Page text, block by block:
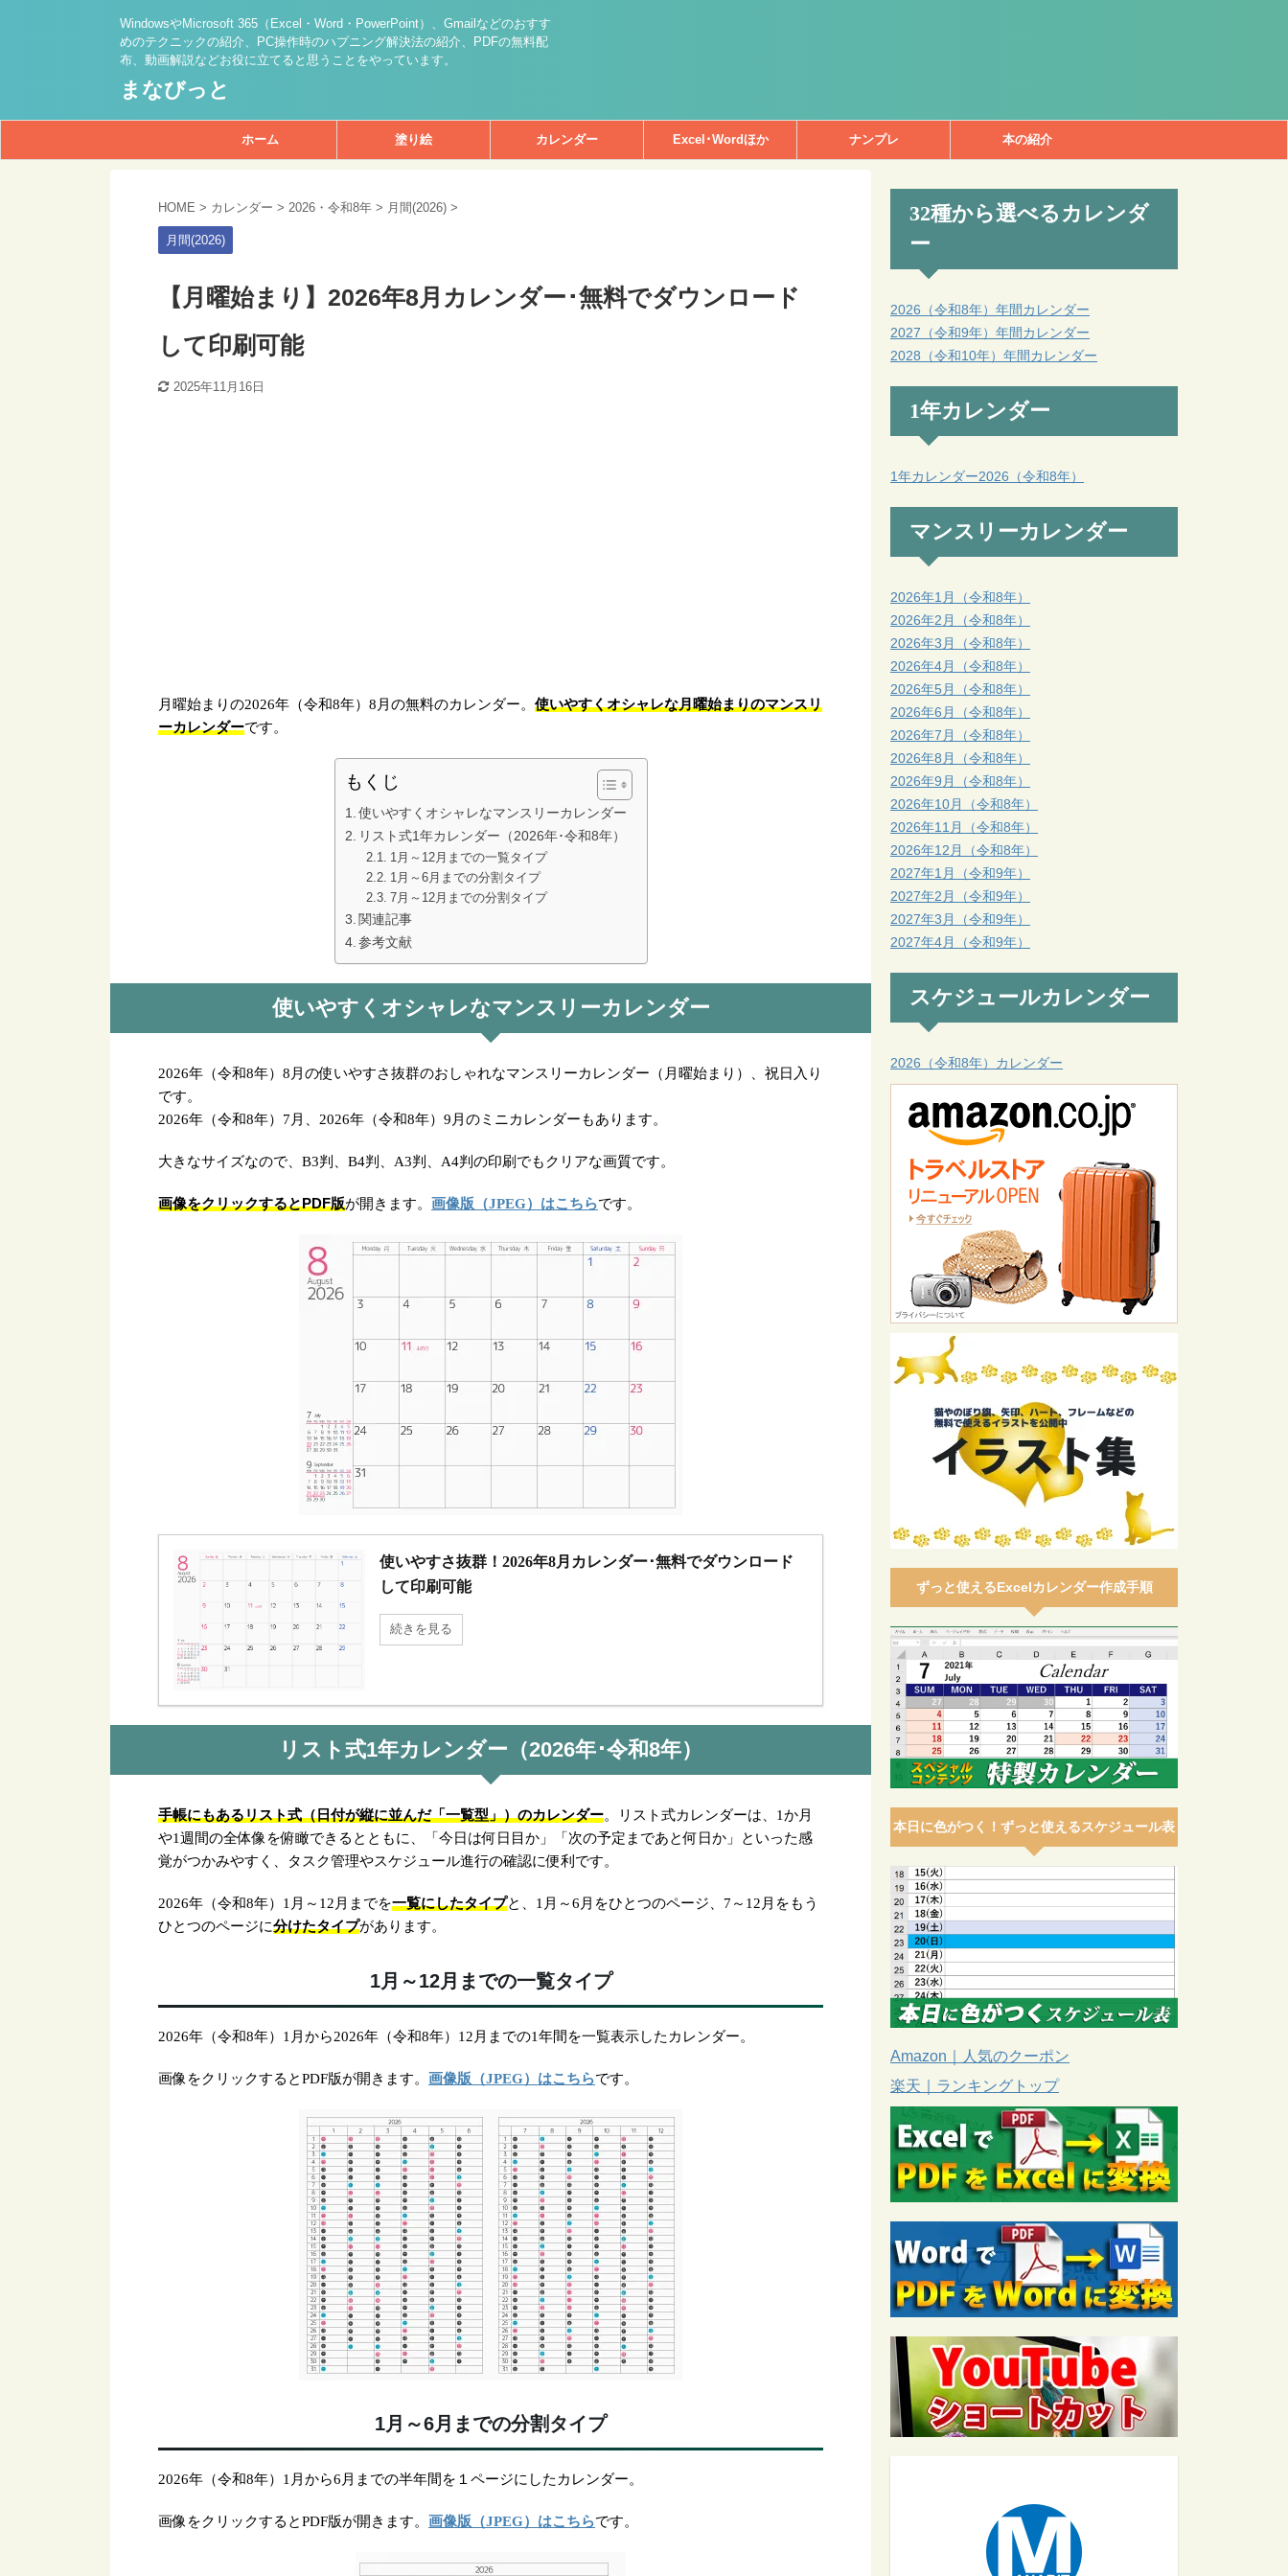
WindowsやMicrosoft 365（Excel・Word・PowerPoint）、Gmailなどのおすす
めのテクニックの紹介、PC操作時のハプニング解決法の紹介、PDFの無料配
布、動画解説などお役に立てると思うことをやっています。
まなびっと
ホーム 塗り絵 カレンダー Excel･Wordほか ナンプレ 本の紹介
HOME > カレンダー > 2026・令和8年 > 月間(2026) >
月間(2026)
【月曜始まり】2026年8月カレンダー･無料でダウンロード
して印刷可能
2025年11月16日
月曜始まりの2026年（令和8年）8月の無料のカレンダー。 使いやすくオシャレな月曜始まりのマンスリ
ーカレンダーです。
もくじ
使いやすくオシャレなマンスリーカレンダー
リスト式1年カレンダー（2026年･令和8年）
1月～12月までの一覧タイプ
1月～6月までの分割タイプ
7月～12月までの分割タイプ
関連記事
参考文献
使いやすくオシャレなマンスリーカレンダー
2026年（令和8年）8月の使いやすさ抜群のおしゃれなマンスリーカレンダー（月曜始まり）、祝日入り
です。
2026年（令和8年）7月、2026年（令和8年）9月のミニカレンダーもあります。
大きなサイズなので、B3判、B4判、A3判、A4判の印刷でもクリアな画質です。
画像をクリックするとPDF版が開きます。 画像版（JPEG）はこちらです。
使いやすさ抜群！2026年8月カレンダー･無料でダウンロード
して印刷可能
続きを見る
リスト式1年カレンダー（2026年･令和8年）
手帳にもあるリスト式（日付が縦に並んだ「一覧型」）のカレンダー。リスト式カレンダーは、1か月
や1週間の全体像を俯瞰できるとともに、「今日は何日目か」「次の予定まであと何日か」といった感
覚がつかみやすく、タスク管理やスケジュール進行の確認に便利です。
2026年（令和8年）1月～12月までを一覧にしたタイプと、1月～6月をひとつのページ、7～12月をもう
ひとつのページに分けたタイプがあります。
1月～12月までの一覧タイプ
2026年（令和8年）1月から2026年（令和8年）12月までの1年間を一覧表示したカレンダー。
画像をクリックするとPDF版が開きます。 画像版（JPEG）はこちらです。
1月～6月までの分割タイプ
2026年（令和8年）1月から6月までの半年間を１ページにしたカレンダー。
画像をクリックするとPDF版が開きます。 画像版（JPEG）はこちらです。
32種から選べるカレンダ
ー
2026（令和8年）年間カレンダー
2027（令和9年）年間カレンダー
2028（令和10年）年間カレンダー
1年カレンダー
1年カレンダー2026（令和8年）
マンスリーカレンダー
2026年1月（令和8年）
2026年2月（令和8年）
2026年3月（令和8年）
2026年4月（令和8年）
2026年5月（令和8年）
2026年6月（令和8年）
2026年7月（令和8年）
2026年8月（令和8年）
2026年9月（令和8年）
2026年10月（令和8年）
2026年11月（令和8年）
2026年12月（令和8年）
2027年1月（令和9年）
2027年2月（令和9年）
2027年3月（令和9年）
2027年4月（令和9年）
スケジュールカレンダー
2026（令和8年）カレンダー
ずっと使えるExcelカレンダー作成手順
本日に色がつく！ずっと使えるスケジュール表
Amazon｜人気のクーポン
楽天｜ランキングトップ